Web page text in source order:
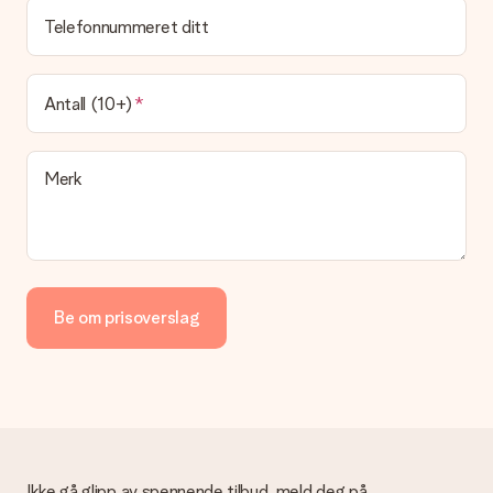
Leveringstiden er indikert på produktsiden til gaven. Du kan
stole på at vår operatør leverer gaven din denne dagen.
Hvilke leveringsalternativer kan jeg velge mellom?
For tiden er det ikke mulig å velge et leveringsalternativ.
Gaven du bestiller sendes enten som en pakke eller som
postbokslevering. Vil du vite hvilket alternativ bestillingen din
faller inn under? Ta kontakt med vår kundeservice.
Vi tilbyr følgende betalingsmåter: Paypal, kredittkort, faktura
nettbanken vil levering av gaven din skje opptil 3 dager
senere. Dette er fordi det kan ta opptil 3 dager før betalingen
kommer fram.
Telefonnummeret ditt
Antall (10+)
Merk
Be om prisoverslag